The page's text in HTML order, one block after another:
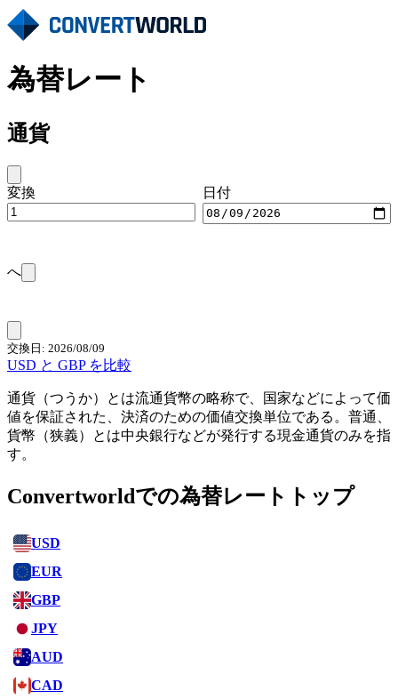
為替レート
通貨
変換 日付
へ
交換日: 2026/08/09
USD と GBP を比較
通貨（つうか）とは流通貨幣の略称で、国家などによって価
値を保証された、決済のための価値交換単位である。普通、
貨幣（狭義）とは中央銀行などが発行する現金通貨のみを指
す。
Convertworldでの為替レートトップ
USD
EUR
GBP
JPY
AUD
CAD